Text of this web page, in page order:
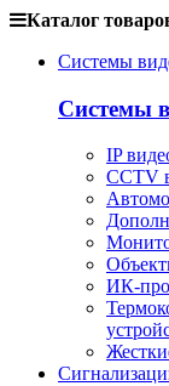
Каталог
Системы
Системы
IP
CCTV
ИК-